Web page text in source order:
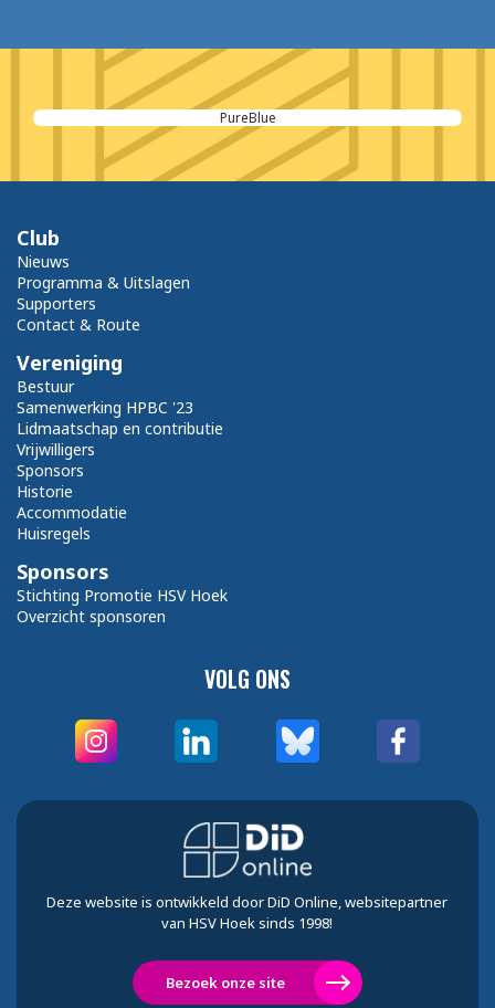
PureBlue
VOLG ONS
Club
Nieuws
Programma & Uitslagen
Supporters
Contact & Route
Vereniging
Bestuur
Samenwerking HPBC '23
Lidmaatschap en contributie
Vrijwilligers
Sponsors
Historie
Accommodatie
Huisregels
Sponsors
Stichting Promotie HSV Hoek
Overzicht sponsoren
Deze website is ontwikkeld door DiD Online, websitepartner
van HSV Hoek sinds 1998!
Bezoek onze site